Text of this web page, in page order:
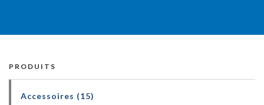
PRODUITS
Accessoires (15)